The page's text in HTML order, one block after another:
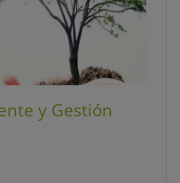
y Gestión